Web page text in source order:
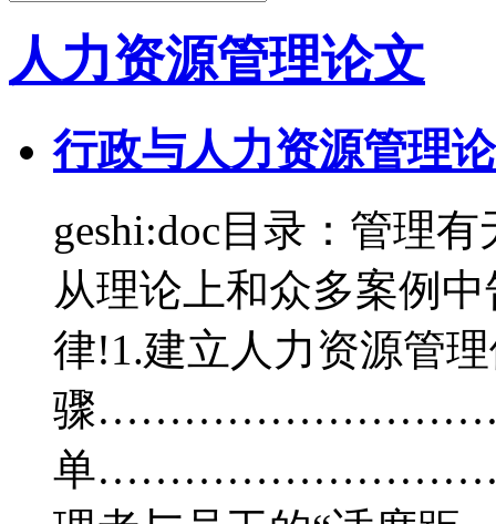
人力资源管理论文
行政与人力资源管理
geshi:doc目录：管理
从理论上和众多案例
律!1.建立人力资源管
骤
单